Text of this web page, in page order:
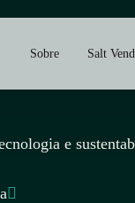
Sobre Salt
e